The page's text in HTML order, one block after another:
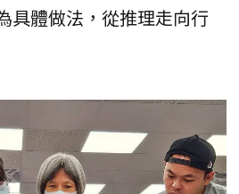
具體做法，從推理走向行